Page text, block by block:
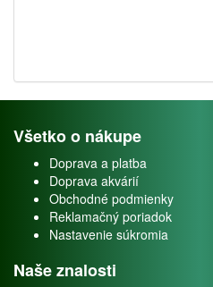
Všetko o nákupe
Doprava a platba
Doprava akvárií
Obchodné podmienky
Reklamačný poriadok
Nastavenie súkromia
Naše znalosti